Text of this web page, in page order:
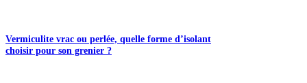
Vermiculite vrac ou perlée, quelle forme d’isolant
choisir pour son grenier ?